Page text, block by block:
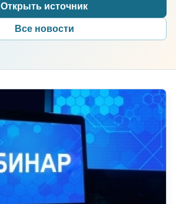
Открыть источник
Все новости